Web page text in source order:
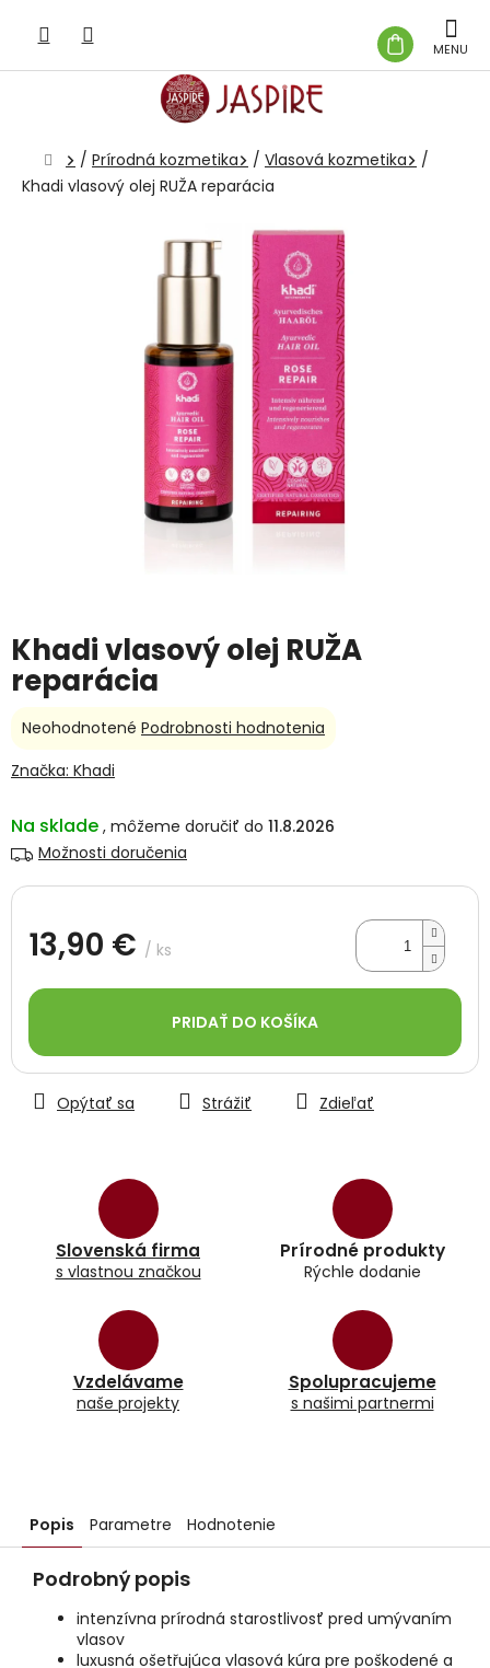
obsah
KOŠÍK
Domov
/ Prírodná kozmetika / Vlasová kozmetika
/
Khadi vlasový olej RUŽA reparácia
Khadi vlasový olej RUŽA
reparácia
Na sklade
11.8.2026
Možnosti doručenia
13,90 € / ks
cena:
PRIDAŤ DO KOŠÍKA
Slovenská firma
s vlastnou značkou
Prírodné produkty
Rýchle dodanie
Vzdelávame
naše projekty
Spolupracujeme
s našimi partnermi
Opýtať sa Strážiť Zdieľať
Priemerné
produktu
z
5
Neohodnotené Podrobnosti hodnotenia
Značka: Khadi
Popis Parametre Hodnotenie
Podrobný popis
intenzívna prírodná starostlivosť pred umývaním
vlasov
luxusná ošetřujúca vlasová kúra pre poškodené a